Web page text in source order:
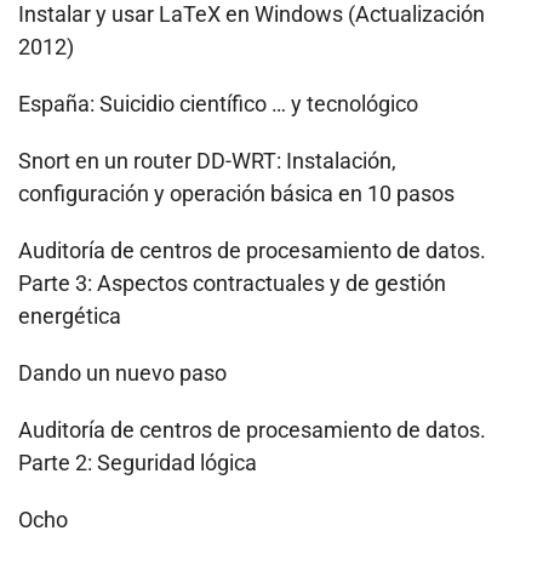
Instalar y usar LaTeX en Windows (Actualización
2012)
España: Suicidio científico … y tecnológico
Snort en un router DD-WRT: Instalación,
configuración y operación básica en 10 pasos
Auditoría de centros de procesamiento de datos.
Parte 3: Aspectos contractuales y de gestión
energética
Dando un nuevo paso
Auditoría de centros de procesamiento de datos.
Parte 2: Seguridad lógica
Ocho